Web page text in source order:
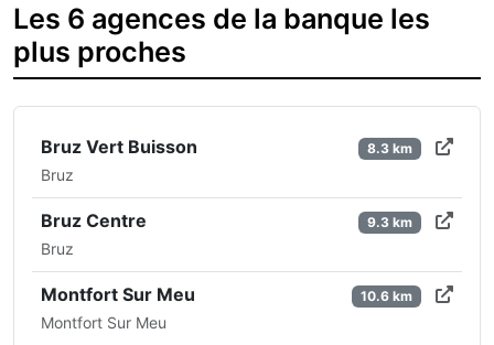
Les 6 agences de la banque les
plus proches
Bruz Vert Buisson
Bruz
8.3 km
Bruz Centre
Bruz
9.3 km
Montfort Sur Meu
Montfort Sur Meu
10.6 km